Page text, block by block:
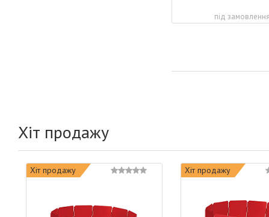
під замовлення
Хіт продажу
Хіт продажу Хіт продажу